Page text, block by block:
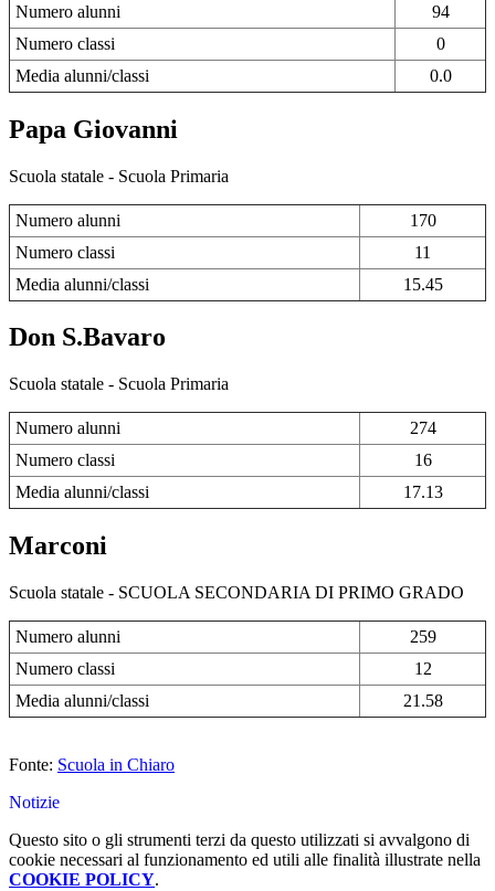
Numero alunni
94
Numero classi
0
Media alunni/classi
0.0
Papa Giovanni
Scuola statale - Scuola Primaria
Numero alunni
170
Numero classi
11
Media alunni/classi
15.45
Don S.Bavaro
Scuola statale - Scuola Primaria
Numero alunni
274
Numero classi
16
Media alunni/classi
17.13
Marconi
Scuola statale - SCUOLA SECONDARIA DI PRIMO GRADO
Numero alunni
259
Numero classi
12
Media alunni/classi
21.58
Fonte: Scuola in Chiaro
Notizie
Questo sito o gli strumenti terzi da questo utilizzati si avvalgono di
cookie necessari al funzionamento ed utili alle finalità illustrate nella
COOKIE POLICY.